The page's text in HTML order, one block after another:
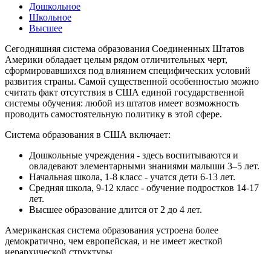
Дошкольное
Школьное
Высшее
Сегодняшняя система образования Соединенных Штатов
Америки обладает целым рядом отличительных черт,
сформировавшихся под влиянием специфических условий
развития страны. Самой существенной особенностью можно
считать факт отсутствия в США единой государственной
системы обучения: любой из штатов имеет возможность
проводить самостоятельную политику в этой сфере.
Система образования в США включает:
Дошкольные учреждения - здесь воспитываются и
овладевают элементарными знаниями малыши 3–5 лет.
Начальная школа, 1-8 класс - учатся дети 6-13 лет.
Средняя школа, 9-12 класс - обучение подростков 14-17
лет.
Высшее образование длится от 2 до 4 лет.
Американская система образования устроена более
демократично, чем европейская, и не имеет жесткой
иерархической структуры.